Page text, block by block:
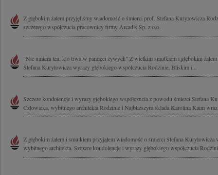
Z głębokim żalem przyjęliśmy wiadomość o śmierci prof. Stefana Kuryłowicza
szczerego współczucia pracownicy firmy Arcadis Sp. z o.o.
"Nie umiera ten, kto trwa w pamięci żywych" Z wielkim smutkiem i głębokim
Stefana Kuryłowicza wyrazy głębokiego współczucia Rodzinie, Bliskim i...
Szczere kondolencje i wyrazy głębokiego współczucia z powodu śmierci Stefana
Człowieka, wybitnego architekta Rodzinie i Najbliższym składa Karolina Kaim
Z głębokim żalem i smutkiem przyjąłem wiadomość o śmierci Stefana Kuryłowicza
wybitnego architekta. Szczere kondolencje i wyrazy głębokiego współczucia